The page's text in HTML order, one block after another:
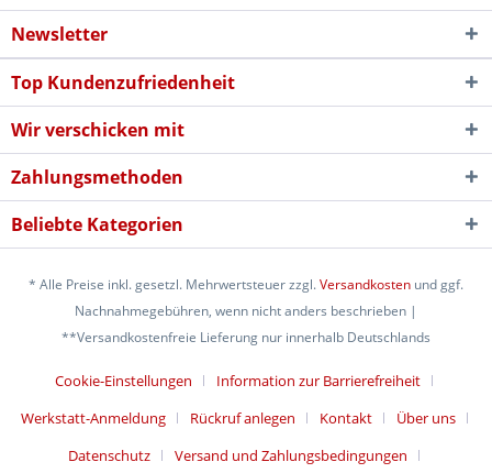
Newsletter
Top Kundenzufriedenheit
Wir verschicken mit
Zahlungsmethoden
Beliebte Kategorien
* Alle Preise inkl. gesetzl. Mehrwertsteuer zzgl.Versandkosten und ggf.
Nachnahmegebühren, wenn nicht anders beschrieben |
**Versandkostenfreie Lieferung nur innerhalb Deutschlands
Cookie-Einstellungen
Information zur Barrierefreiheit
Werkstatt-Anmeldung
Rückruf anlegen Kontakt
Über uns
Datenschutz
Versand und Zahlungsbedingungen